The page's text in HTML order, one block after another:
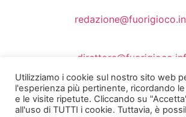
Privacy Policy
Utilizziamo i cookie sul nostro sito web
l'esperienza più pertinente, ricordando
e le visite ripetute. Cliccando su
all'uso di TUTTI i cookie. Tuttavia, è